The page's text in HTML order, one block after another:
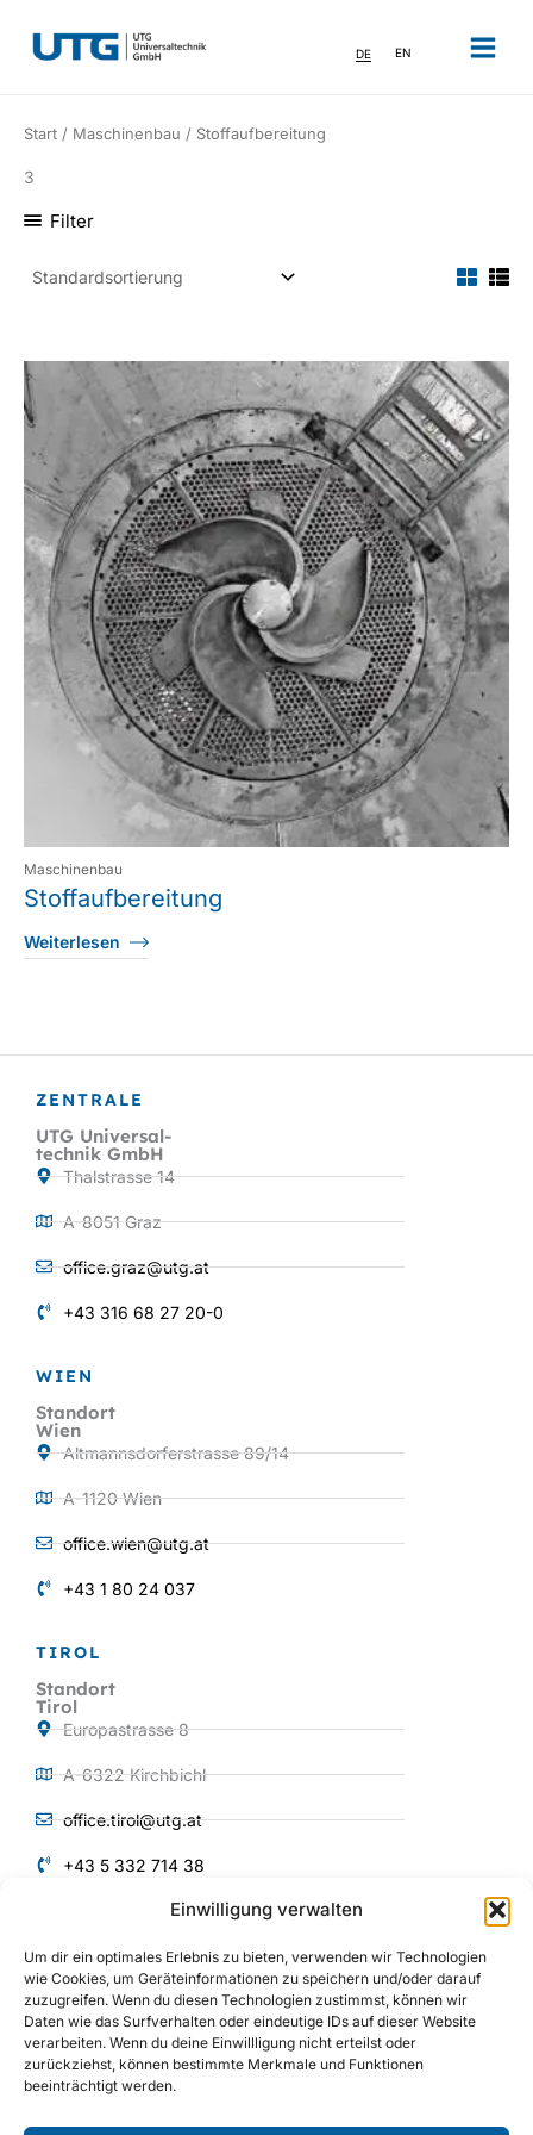
Einwilligung verwalten
Um dir ein optimales Erlebnis zu bieten, verwenden wir Technologien
wie Cookies, um Geräteinformationen zu speichern und/oder darauf
zuzugreifen. Wenn du diesen Technologien zustimmst, können wir
Daten wie das Surfverhalten oder eindeutige IDs auf dieser Website
verarbeiten. Wenn du deine Einwillligung nicht erteilst oder
zurückziehst, können bestimmte Merkmale und Funktionen
beeinträchtigt werden.
Inhalt
springen
DE EN
Start / Maschinenbau / Stoffaufbereitung
3
Filter
Maschinenbau
Stoffaufbereitung
Weiterlesen
ZENTRALE
UTG Universal-
technik GmbH
Thalstrasse 14
A-8051 Graz
office.graz@utg.at
+43 316 68 27 20-0
WIEN
Standort
Wien
Altmannsdorferstrasse 89/14
A-1120 Wien
office.wien@utg.at
+43 1 80 24 037
TIROL
Standort
Tirol
Europastrasse 8
A-6322 Kirchbichl
office.tirol@utg.at
+43 5 332 714 38
Produkte und
Services
Über uns
Anlagenbau
Maschinenbau